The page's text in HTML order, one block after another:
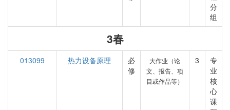
分
组
3春
013099 热力设备原理
必
修
大作业（论
文、报告、项
目或作品等）
3
专
业
核
心
课